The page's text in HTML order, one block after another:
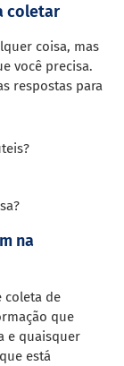
coletar
coisa, mas
você precisa.
respostas para
na
coleta de
que
e quaisquer
está